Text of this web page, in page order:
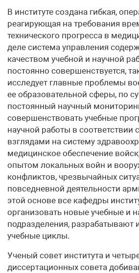
В институте создана гибкая,
реагирующая на требования
технического прогресса в
деле система управления
качеством учебной и научной
постоянно совершенствуется,
исследует главные проблемы
ее образовательной сферы, по
постоянный научный
совершенствовать учебные
научной работы в соответствии
взглядами на систему
медицинское обеспечение
опытом локальных войн и
конфликтов, чрезвычайных
повседневной деятельности
этой основе все кафедры
организовать новые учебные и
подразделения, разрабатывают
учебные циклы.
Ученый совет института и
диссертационных совета